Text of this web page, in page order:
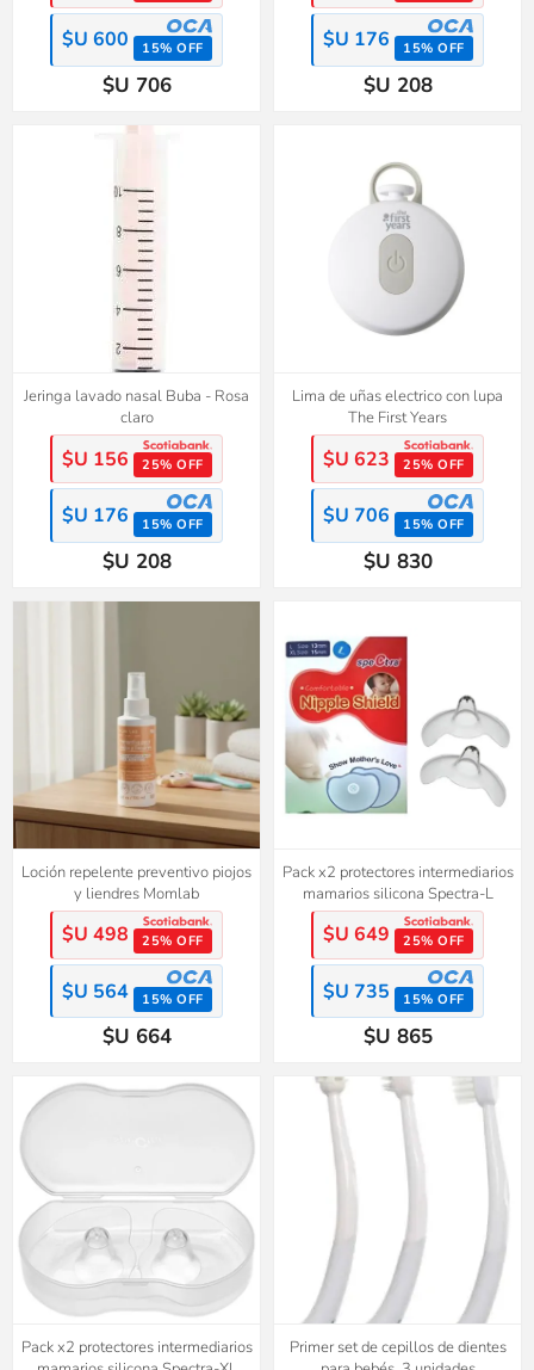
$U 600 15% OFF
$U 706
$U 176 15% OFF
$U 208
Jeringa lavado nasal Buba - Rosa
claro
$U 156 25% OFF
$U 176 15% OFF
$U 208
Lima de uñas electrico con lupa
The First Years
$U 623 25% OFF
$U 706 15% OFF
$U 830
Loción repelente preventivo piojos
y liendres Momlab
$U 498 25% OFF
$U 564 15% OFF
$U 664
Pack x2 protectores intermediarios
mamarios silicona Spectra-L
$U 649 25% OFF
$U 735 15% OFF
$U 865
Pack x2 protectores intermediarios
Primer set de cepillos de dientes